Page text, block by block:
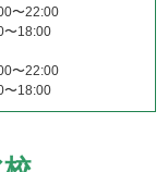
〜22:00
〜18:00
〜22:00
〜18:00